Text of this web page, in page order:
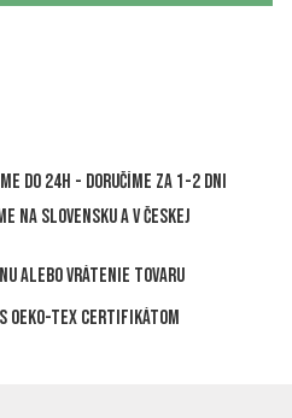
do 24h - Doručíme za 1-2 dni
na Slovensku a v Českej
alebo vrátenie tovaru
OEKO-TEX certifikátom